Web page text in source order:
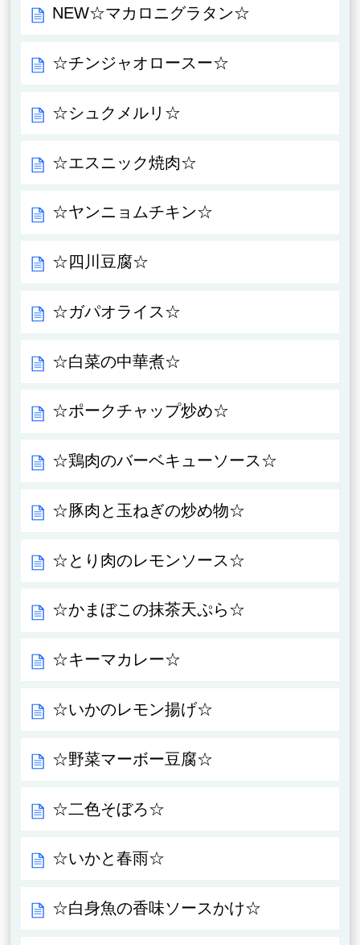
NEW☆マカロニグラタン☆
☆チンジャオロースー☆
☆シュクメルリ☆
☆エスニック焼肉☆
☆ヤンニョムチキン☆
☆四川豆腐☆
☆ガパオライス☆
☆白菜の中華煮☆
☆ポークチャップ炒め☆
☆鶏肉のバーベキューソース☆
☆豚肉と玉ねぎの炒め物☆
☆とり肉のレモンソース☆
☆かまぼこの抹茶天ぷら☆
☆キーマカレー☆
☆いかのレモン揚げ☆
☆野菜マーボー豆腐☆
☆二色そぼろ☆
☆いかと春雨☆
☆白身魚の香味ソースかけ☆